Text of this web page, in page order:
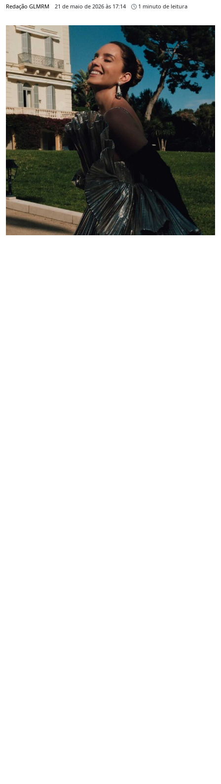
Redação GLMRM 21 de maio de 2026 às 17:14 1 minuto de leitura